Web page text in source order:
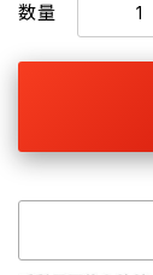
数量